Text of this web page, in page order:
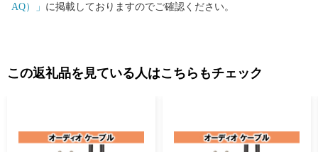
AQ）」 に掲載しておりますのでご確認ください。
この返礼品を見ている人はこちらもチェック